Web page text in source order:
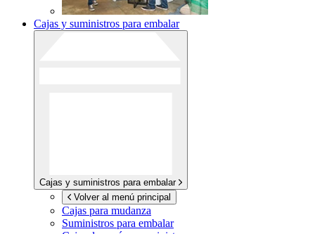
Cajas y suministros para embalar
Cajas y suministros para embalar
Volver al menú principal
Cajas para mudanza
Suministros para embalar